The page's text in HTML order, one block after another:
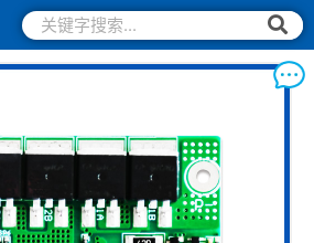
搜
索
搜
索